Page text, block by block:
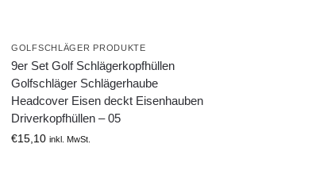
GOLFSCHLÄGER PRODUKTE
9er Set Golf Schlägerkopfhüllen
Golfschläger Schlägerhaube
Headcover Eisen deckt Eisenhauben
Driverkopfhüllen – 05
€15,10 inkl. MwSt.